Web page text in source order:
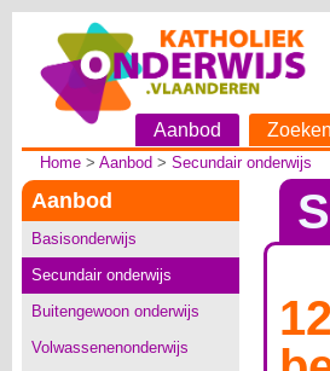
Aanbod Zoeken
Home> Aanbod > Secundair onderwijs
Aanbod
Basisonderwijs
Secundair onderwijs
Buitengewoon onderwijs
Volwassenenonderwijs